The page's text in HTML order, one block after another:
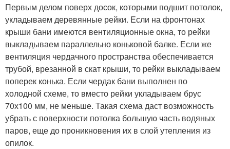
Первым делом поверх досок, которыми подшит потолок,
укладываем деревянные рейки. Если на фронтонах
крыши бани имеются вентиляционные окна, то рейки
выкладываем параллельно коньковой балке. Если же
вентиляция чердачного пространства обеспечивается
трубой, врезанной в скат крыши, то рейки выкладываем
поперек конька. Если чердак бани выполнен по
холодной схеме, то вместо рейки укладываем брус
70х100 мм, не меньше. Такая схема даст возможность
убрать с поверхности потолка большую часть водяных
паров, еще до проникновения их в слой утепления из
опилок.